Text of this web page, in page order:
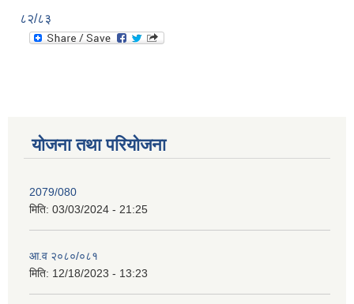
८२/८३
योजना तथा परियोजना
2079/080
मिति: 03/03/2024 - 21:25
आ.व २०८०/०८१
मिति: 12/18/2023 - 13:23